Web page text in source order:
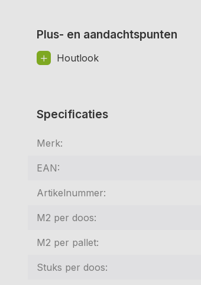
Plus- en aandachtspunten
Houtlook
Specificaties
Merk:
EAN:
Artikelnummer:
M2 per doos:
M2 per pallet:
Stuks per doos: